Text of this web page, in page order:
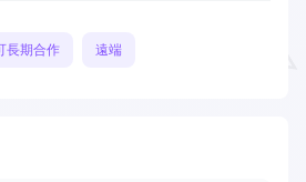
長期合作 遠端